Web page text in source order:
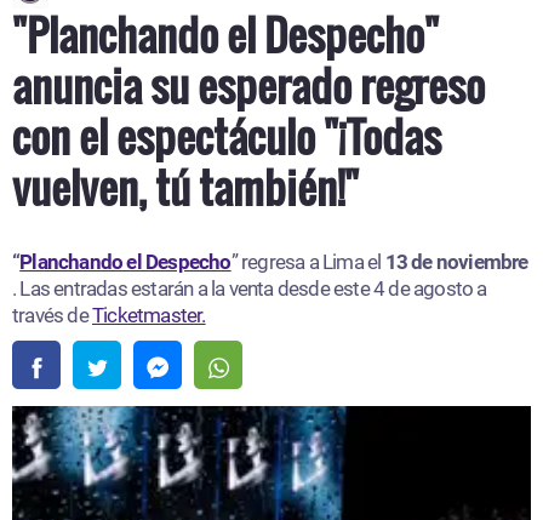
"Planchando el Despecho"
anuncia su esperado regreso
con el espectáculo "¡Todas
vuelven, tú también!"
“Planchando el Despecho” regresa a Lima el 13 de noviembre
. Las entradas estarán a la venta desde este 4 de agosto a
través deTicketmaster.